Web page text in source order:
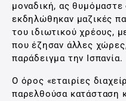
μοναδική, ας
εκδηλώθηκαν μαζικές
του ιδιωτικού χρέους,
που έζησαν άλλες
παράδειγμα την Ισπανία.
Ο όρος «εταιρίες
παρελθούσα κατάσταση